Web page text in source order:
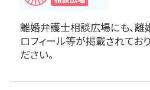
離婚弁護士相談広場にも、離
ロフィール等が掲載されてお
ださい。